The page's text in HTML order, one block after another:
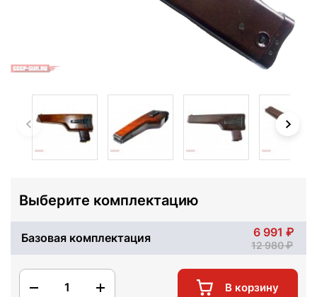
Выберите комплектацию
Базовая комплектация 6 991
12 980
1 В корзину